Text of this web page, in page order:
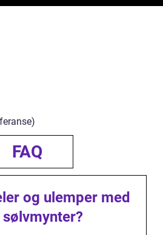
FAQ
og ulemper med